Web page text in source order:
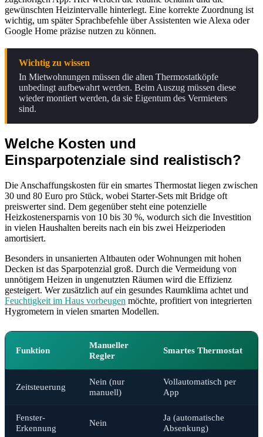
gewünschten Heizintervalle hinterlegt. Eine korrekte Zuordnung ist
wichtig, um später Sprachbefehle über Assistenten wie Alexa oder
Google Home präzise nutzen zu können.
Wichtig zu wissen
In Mietwohnungen müssen die alten Thermostatköpfe
unbedingt aufbewahrt werden. Beim Auszug müssen diese
wieder montiert werden, da sie Eigentum des Vermieters
sind.
Welche Kosten und
Einsparpotenziale sind realistisch?
Die Anschaffungskosten für ein smartes Thermostat liegen zwischen
30 und 80 Euro pro Stück, wobei Starter-Sets mit Bridge oft
preiswerter sind. Dem gegenüber steht eine potenzielle
Heizkostenersparnis von 10 bis 30 %, wodurch sich die Investition
in vielen Haushalten bereits nach ein bis zwei Heizperioden
amortisiert.
Besonders in unsanierten Altbauten oder Wohnungen mit hohen
Decken ist das Sparpotenzial groß. Durch die Vermeidung von
unnötigem Heizen in ungenutzten Räumen wird die Effizienz
gesteigert. Wer zusätzlich auf ein gesundes Raumklima achtet und
Feuchtigkeit im Haus vorbeugen möchte, profitiert von integrierten
Hygrometern in vielen smarten Modellen.
Funktion
Manueller
Regler
Smartes Thermostat
Zeitsteuerung
Nein (nur
manuell)
Vollautomatisch per
App
Fenster-
Erkennung
Nein
Ja (automatische
Absenkung)